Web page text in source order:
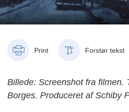
Print Forstør tekst
Billede: Screenshot fra filmen.
Borges. Produceret af Schiby